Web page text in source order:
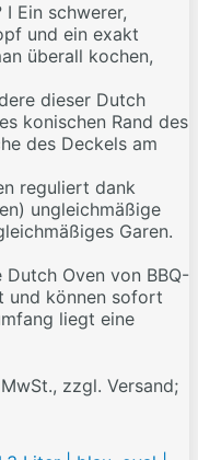
I Ein schwerer,
und ein exakt
überall kochen,
dieser Dutch
konischen Rand des
des Deckels am
reguliert dank
ungleichmäßige
Garen.
Dutch Oven von BBQ-
und können sofort
liegt eine
zzgl. Versand;